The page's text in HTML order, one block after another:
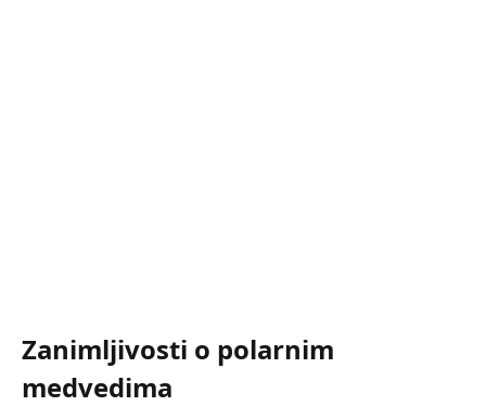
Zanimljivosti o polarnim
medvedima